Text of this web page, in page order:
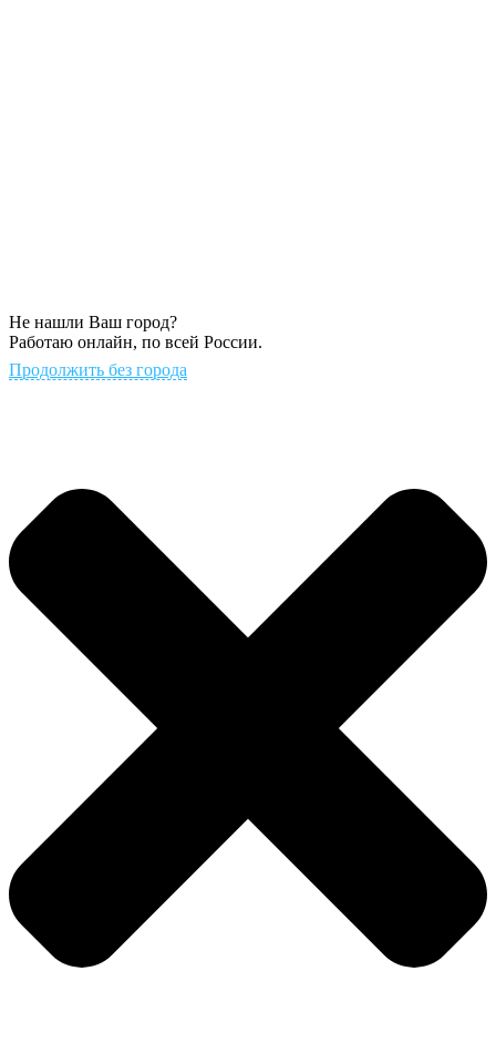
Не нашли Ваш город?
Работаю онлайн, по всей России.
Продолжить без города